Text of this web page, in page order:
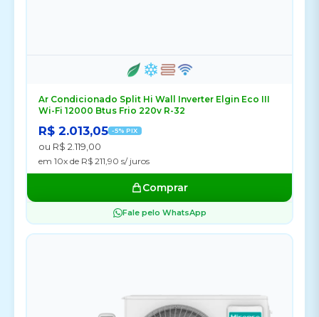
Ar Condicionado Split Hi Wall Inverter Elgin Eco III
Wi-Fi 12000 Btus Frio 220v R-32
R$ 2.013,05 -5% PIX
ou R$ 2.119,00
em 10x de R$ 211,90 s/ juros
Comprar
Fale pelo WhatsApp